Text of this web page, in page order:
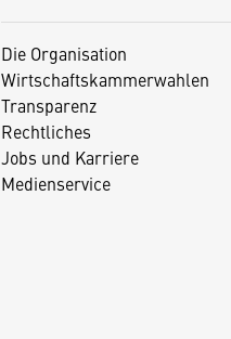
Die Organisation
Wirtschaftskammerwahlen
Transparenz
Rechtliches
Jobs und Karriere
Medienservice